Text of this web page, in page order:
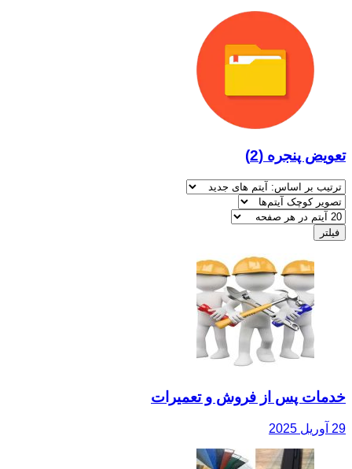
تعویض پنجره (2)
خدمات پس از فروش و تعمیرات
29 آوریل 2025